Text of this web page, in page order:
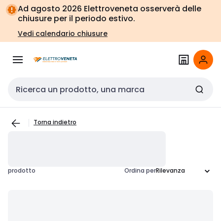
Vai alla
navigazione
Vai
alla
pagina
Ad agosto 2026 Elettroveneta osserverà delle
chiusure per il periodo estivo.
Vedi calendario chiusure
Cerca input
Torna indietro
prodotto Ordina per